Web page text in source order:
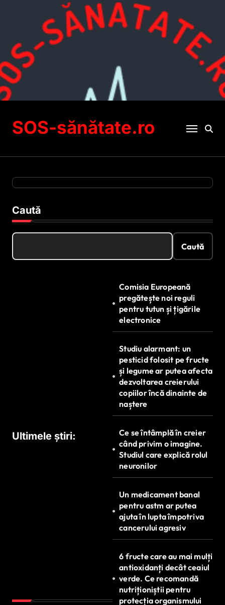
SOS-sănătate.ro
Caută
Caută
Ultimele știri:
Comisia Europeană
pregătește noi reguli
pentru tutun și țigările
electronice
Studiu alarmant: un
pesticid folosit pe fructe
și legume ar putea afecta
dezvoltarea creierului
copiilor încă dinainte de
naștere
Ce se întâmplă în creier
când privim o imagine.
Studiul care explică rolul
neuronilor
Un medicament banal
pentru astm ar putea
ajuta în lupta împotriva
cancerului agresiv
6 fructe care au mai mulți
antioxidanți decât ceaiul
verde. Ce recomandă
nutriționiștii pentru
protecția organismului